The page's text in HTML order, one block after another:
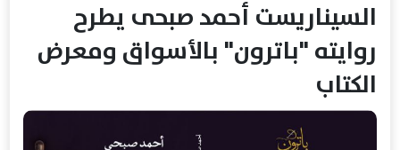
السيناريست أحمد صبحى يطرح
روايته "باترون" بالأسواق ومعرض
الكتاب